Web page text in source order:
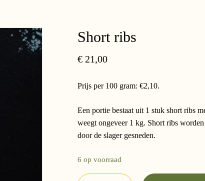
Short ribs
€21,00
Prijs per 100 gram: €2,10.
Een portie bestaat uit 1 stuk short ribs
weegt ongeveer 1 kg. Short ribs
door de slager gesneden.
6 op voorraad